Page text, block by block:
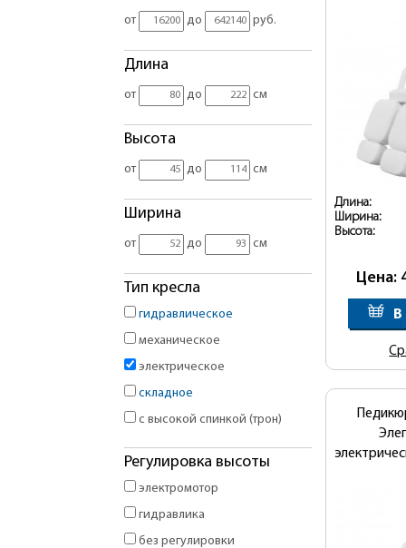
от до руб.
Длина
от до см
Высота
от до см
Ширина
от до см
Тип кресла
гидравлическое
механическое
электрическое
складное
с высокой спинкой (трон)
Регулировка высоты
электромотор
гидравлика
без регулировки
Длина:
Ширина:
Высота:
Цена:
В